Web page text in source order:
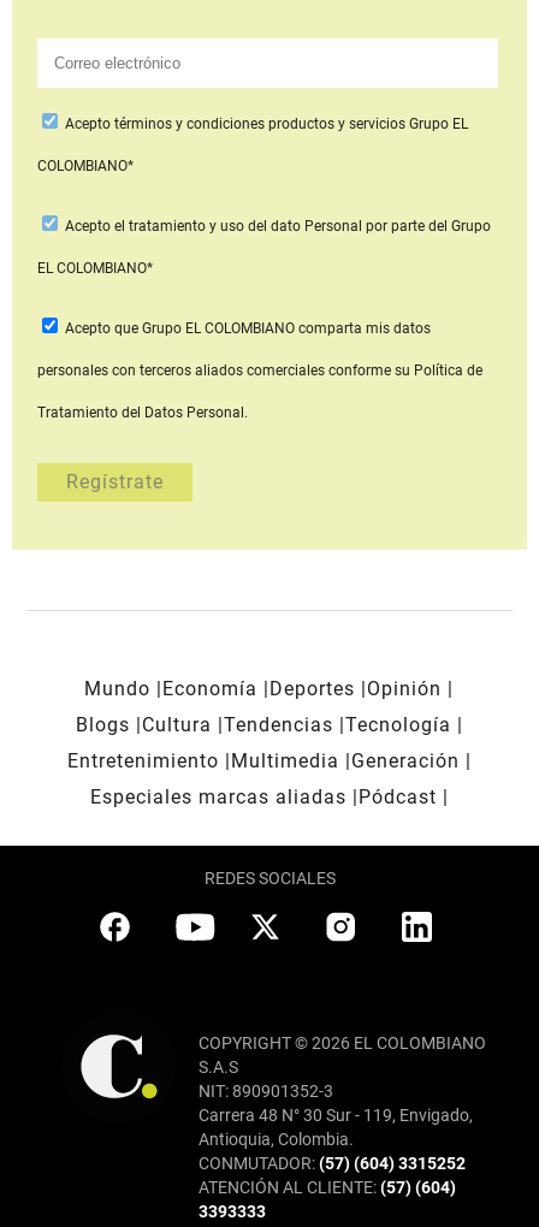
Aceptotérminos y condiciones productos y serviciosGrupo EL
COLOMBIANO*
Acepto el tratamiento y uso del dato Personal por parte del Grupo
EL COLOMBIANO*
Acepto que Grupo EL COLOMBIANOcomparta mis datos
personales con terceros aliados comerciales conforme su Política de
Tratamiento del Datos Personal.
Mundo Economía Deportes
Opinión
Blogs
Cultura Tendencias Tecnología
Entretenimiento
Multimedia
Generación
Especiales marcas aliadas
Pódcast
REDES SOCIALES
COPYRIGHT © 2026 EL COLOMBIANO
S.A.S
NIT: 890901352-3
Carrera 48 N° 30 Sur - 119, Envigado,
Antioquia, Colombia.
CONMUTADOR:(57) (604) 3315252
ATENCIÓN AL CLIENTE:(57) (604)
3393333